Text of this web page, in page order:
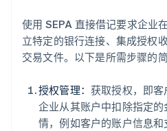
使用 SEPA 直接借记要求企业
立特定的银行连接、集成授权
交易文件。以下是所需步骤的简
授权管理： 获取授权，即
企业从其账户中扣除指定
情，例如客户的账户信息